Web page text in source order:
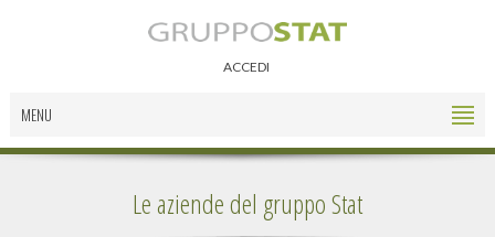
ACCEDI
MENU
Le aziende del gruppo Stat